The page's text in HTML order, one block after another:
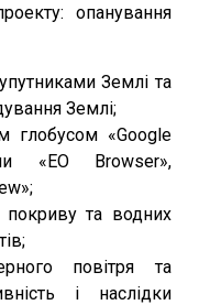
опанування
Землі та
Землі;
глобусом «Google
«EO Browser»,
покриву та водних
повітря та
і наслідки